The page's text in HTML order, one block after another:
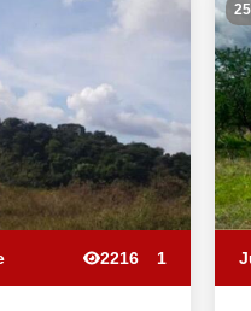
2216 1